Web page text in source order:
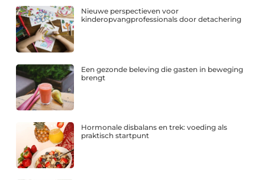
Nieuwe perspectieven voor
kinderopvangprofessionals door detachering
Een gezonde beleving die gasten in beweging
brengt
Hormonale disbalans en trek: voeding als
praktisch startpunt